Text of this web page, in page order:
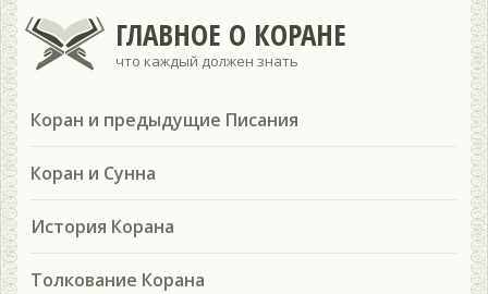
ГЛАВНОЕ О КОРАНЕ
что каждый должен знать
Коран и предыдущие Писания
Коран и Сунна
История Корана
Толкование Корана